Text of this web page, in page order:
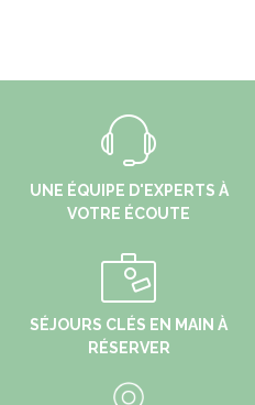
UNE ÉQUIPE D'EXPERTS À
VOTRE ÉCOUTE
SÉJOURS CLÉS EN MAIN À
RÉSERVER